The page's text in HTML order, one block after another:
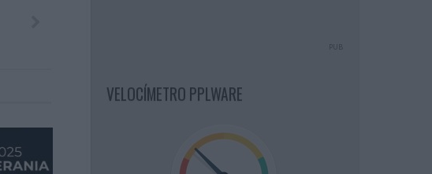
PUB
VELOCÍMETRO PPLWARE